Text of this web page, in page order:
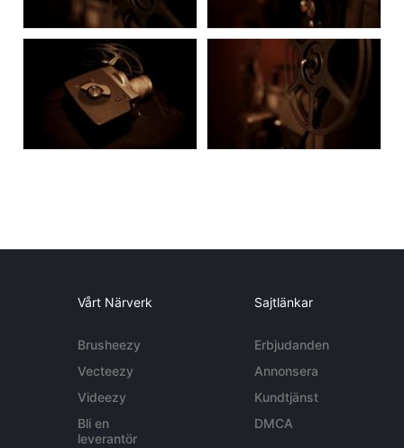
Vårt Närverk
Brusheezy
Vecteezy
Videezy
Bli en
leverantör
Sajtlänkar
Erbjudanden
Annonsera
Kundtjänst
DMCA